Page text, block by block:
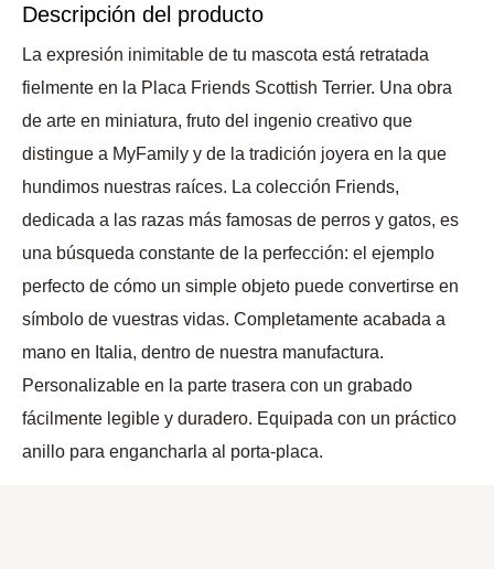
Descripción del producto
La expresión inimitable de tu mascota está retratada
fielmente en la Placa Friends Scottish Terrier. Una obra
de arte en miniatura, fruto del ingenio creativo que
distingue a MyFamily y de la tradición joyera en la que
hundimos nuestras raíces. La colección Friends,
dedicada a las razas más famosas de perros y gatos, es
una búsqueda constante de la perfección: el ejemplo
perfecto de cómo un simple objeto puede convertirse en
símbolo de vuestras vidas. Completamente acabada a
mano en Italia, dentro de nuestra manufactura.
Personalizable en la parte trasera con un grabado
fácilmente legible y duradero. Equipada con un práctico
anillo para engancharla al porta-placa.